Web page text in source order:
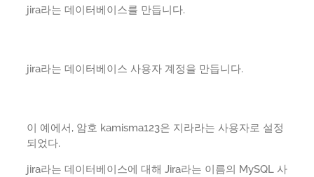
jira라는 데이터베이스를 만듭니다.
jira라는 데이터베이스 사용자 계정을 만듭니다.
이 예에서, 암호 kamisma123은 지라라는 사용자로 설정
되었다.
jira라는 데이터베이스에 대해 Jira라는 이름의 MySQL 사